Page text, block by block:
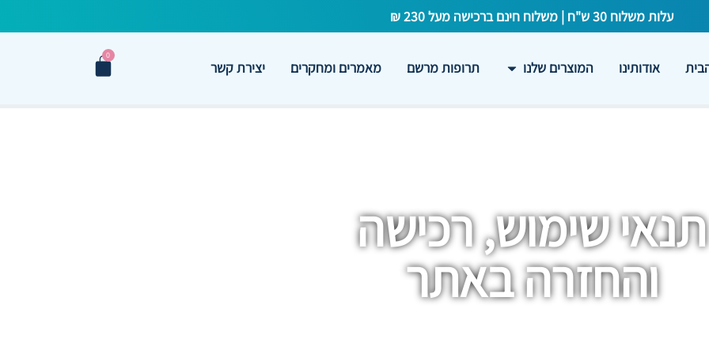
עלות משלוח 30 ש"ח | משלוח חינם ברכישה מעל 230 ₪
אודותינו המוצרים שלנו תרופות מרשם מאמרים ומחקרים יצירת קשר
0
תנאי שימוש, רכישה
והחזרה באתר